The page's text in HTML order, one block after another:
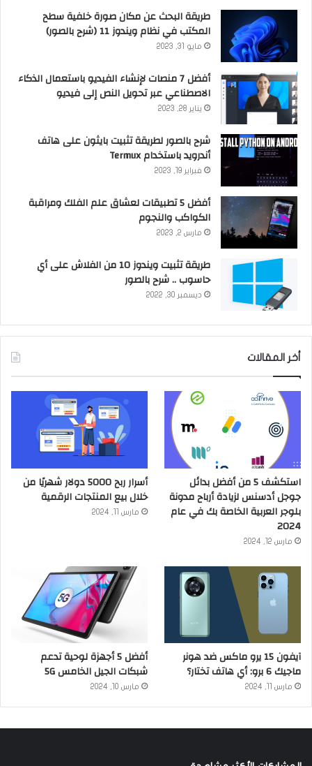
طريقة البحث عن مكان صورة خلفية سطح
المكتب في نظام ويندوز 11 (شرح بالصور)
مايو 31, 2023
أفضل 7 منصات لإنشاء الفيديو باستعمال الذكاء
الاصطناعي عبر تحويل النص إلى فيديو
يناير 28, 2023
شرح بالصور لطريقة تثبيت بايثون على هاتف
أندرويد باستخدام Termux
فبراير 19, 2023
أفضل 5 تطبيقات لعشاق علم الفلك ومراقبة
الكواكب والنجوم
مارس 2, 2023
طريقة تثبيت ويندوز 10 من الفلاش على أي
حاسوب .. شرح بالصور
ديسمبر 30, 2022
أخر المقالات
استكشف 5 من أفضل بدائل
جوجل أدسنس لزيادة أرباح مدونة
بلوجر العربية الخاصة بك في عام
2024
مارس 12, 2024
أسرار ربح 5000 دولار شهريًا من
خلال بيع المنتجات الرقمية
مارس 11, 2024
آيفون 15 يرو ماكس ضد هونر
ماجيك 6 برو: أي هاتف تختار؟
مارس 11, 2024
أفضل 5 أجهزة لوحية تدعم
شبكات الجيل الخامس 5G
مارس 10, 2024